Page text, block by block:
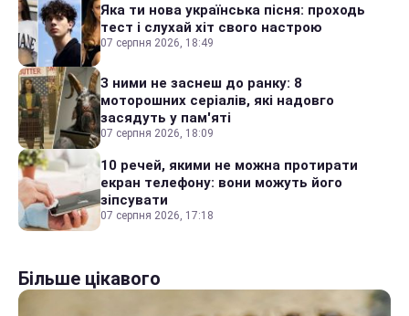
Яка ти нова українська пісня: проходь
тест і слухай хіт свого настрою
07 серпня 2026, 18:49
З ними не заснеш до ранку: 8
моторошних серіалів, які надовго
засядуть у пам'яті
07 серпня 2026, 18:09
10 речей, якими не можна протирати
екран телефону: вони можуть його
зіпсувати
07 серпня 2026, 17:18
Більше цікавого